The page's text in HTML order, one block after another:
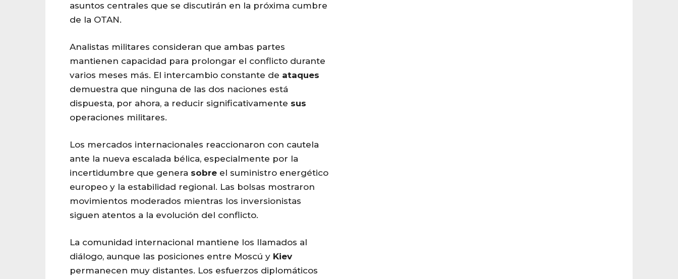
asuntos centrales que se discutirán en la próxima cumbre
de la OTAN.
Analistas militares consideran que ambas partes
mantienen capacidad para prolongar el conflicto durante
varios meses más. El intercambio constante de ataques
demuestra que ninguna de las dos naciones está
dispuesta, por ahora, a reducir significativamente sus
operaciones militares.
Los mercados internacionales reaccionaron con cautela
ante la nueva escalada bélica, especialmente por la
incertidumbre que genera sobre el suministro energético
europeo y la estabilidad regional. Las bolsas mostraron
movimientos moderados mientras los inversionistas
siguen atentos a la evolución del conflicto.
La comunidad internacional mantiene los llamados al
diálogo, aunque las posiciones entre Moscú y Kiev
permanecen muy distantes. Los esfuerzos diplomáticos